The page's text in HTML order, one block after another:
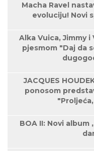
Macha Ravel
evoluciju! Novi
Alka Vuica, Jimmy
pjesmom "Daj da
JACQUES
ponosom
BOA II: Novi